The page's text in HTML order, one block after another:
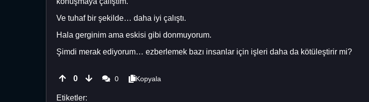
Ve tuhaf bir şekilde… daha iyi çalıştı.
Hala gerginim ama eskisi gibi donmuyorum.
Şimdi merak ediyorum… ezberlemek bazı insanlar için işleri daha da kötüleştirir mi?
0 0 Kopyala
Etiketler: